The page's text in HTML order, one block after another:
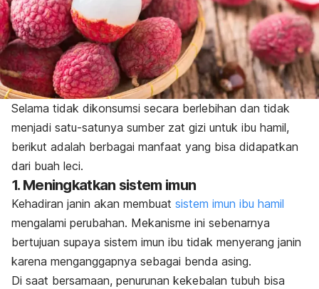
Selama tidak dikonsumsi secara berlebihan dan tidak
menjadi satu-satunya sumber zat gizi untuk ibu hamil,
berikut adalah berbagai manfaat yang bisa didapatkan
dari buah leci.
1. Meningkatkan sistem imun
Kehadiran janin akan membuat sistem imun ibu hamil
mengalami perubahan. Mekanisme ini sebenarnya
bertujuan supaya sistem imun ibu tidak menyerang janin
karena menganggapnya sebagai benda asing.
Di saat bersamaan, penurunan kekebalan tubuh bisa